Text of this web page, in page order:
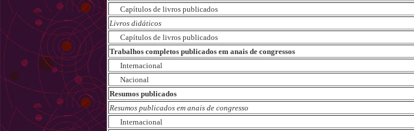
Capítulos de livros publicados
Livros didáticos
Capítulos de livros publicados
Trabalhos completos publicados em anais de congressos
Internacional
Nacional
Resumos publicados
Resumos publicados em anais de congresso
Internacional